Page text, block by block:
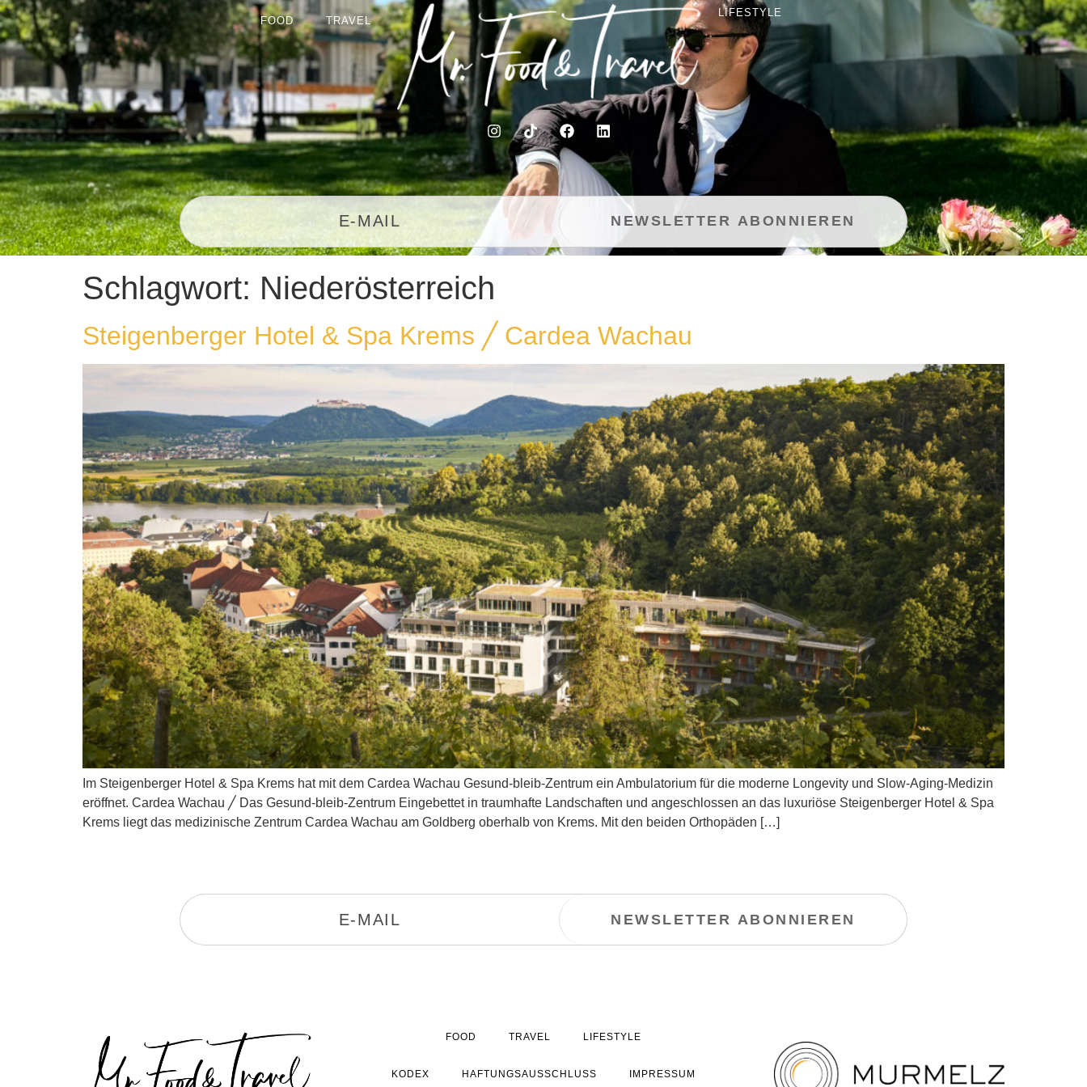
FOOD TRAVEL
LIFESTYLE
Schlagwort: Niederösterreich
Steigenberger Hotel & Spa Krems ╱ Cardea Wachau
Im Steigenberger Hotel & Spa Krems hat mit dem Cardea Wachau Gesund-bleib-Zentrum ein Ambulatorium für die moderne Longevity und Slow-Aging-Medizin
eröffnet. Cardea Wachau ╱ Das Gesund-bleib-Zentrum Eingebettet in traumhafte Landschaften und angeschlossen an das luxuriöse Steigenberger Hotel & Spa
Krems liegt das medizinische Zentrum Cardea Wachau am Goldberg oberhalb von Krems. Mit den beiden Orthopäden […]
FOOD TRAVEL LIFESTYLE
KODEX HAFTUNGSAUSSCHLUSS IMPRESSUM